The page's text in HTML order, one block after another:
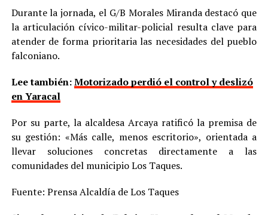
Durante la jornada, el G/B Morales Miranda destacó que
la articulación cívico-militar-policial resulta clave para
atender de forma prioritaria las necesidades del pueblo
falconiano.
Lee también:Motorizado perdió el control y deslizó
en Yaracal
Por su parte, la alcaldesa Arcaya ratificó la premisa de
su gestión: «Más calle, menos escritorio», orientada a
llevar soluciones concretas directamente a las
comunidades del municipio Los Taques.
Fuente: Prensa Alcaldía de Los Taques